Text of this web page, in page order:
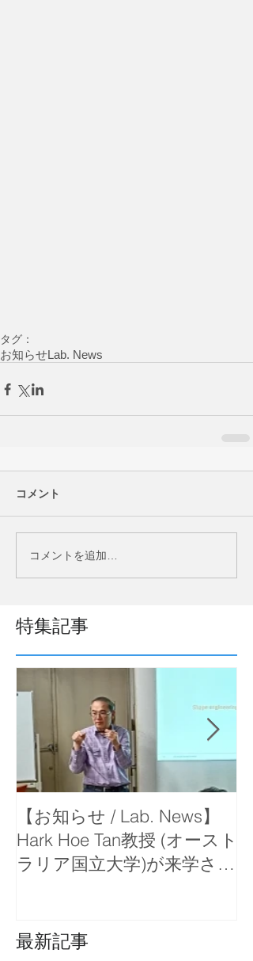
タグ：
お知らせLab. News
コメント
コメントを追加…
特集記事
【お知らせ / Lab. News】
Hark Hoe Tan教授 (オースト
ラリア国立大学)が来学さ
最新記事